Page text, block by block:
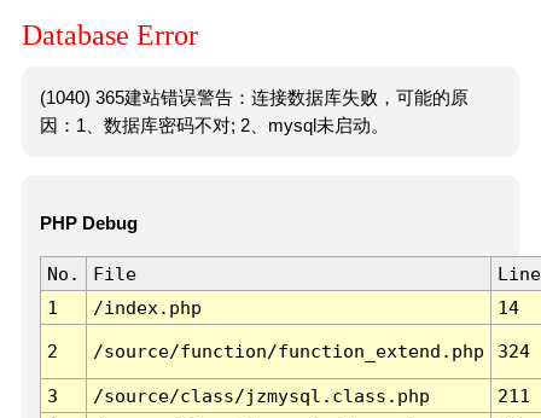
Database Error
(1040) 365建站错误警告：连接数据库失败，可能的原
因：1、数据库密码不对; 2、mysql未启动。
PHP Debug
No. File
Line
1
/index.php 14
2 /source/function/function_extend.php 324
3 /source/class/jzmysql.class.php
211